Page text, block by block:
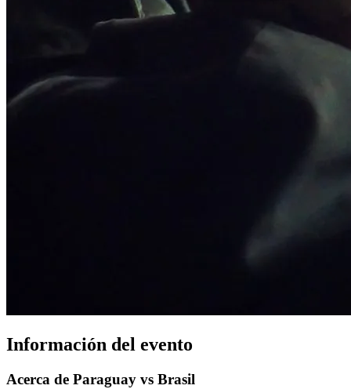
Información del evento
Acerca de Paraguay vs Brasil